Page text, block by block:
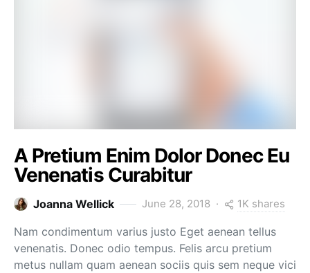
A Pretium Enim Dolor Donec Eu
Venenatis Curabitur
Joanna Wellick June 28, 2018 1K shares
Nam condimentum varius justo Eget aenean tellus
venenatis. Donec odio tempus. Felis arcu pretium
metus nullam quam aenean sociis quis sem neque vici